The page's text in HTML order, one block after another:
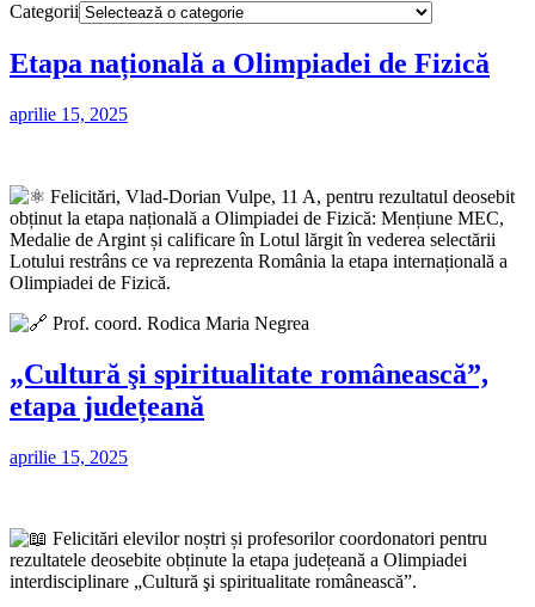
Categorii
Etapa națională a Olimpiadei de Fizică
aprilie 15, 2025
Felicitări, Vlad-Dorian Vulpe, 11 A, pentru rezultatul deosebit
obținut la etapa națională a Olimpiadei de Fizică: Mențiune MEC,
Medalie de Argint și calificare în Lotul lărgit în vederea selectării
Lotului restrâns ce va reprezenta România la etapa internațională a
Olimpiadei de Fizică.
Prof. coord. Rodica Maria Negrea
„Cultură şi spiritualitate românească”,
etapa județeană
aprilie 15, 2025
Felicitări elevilor noștri și profesorilor coordonatori pentru
rezultatele deosebite obținute la etapa județeană a Olimpiadei
interdisciplinare „Cultură şi spiritualitate românească”.